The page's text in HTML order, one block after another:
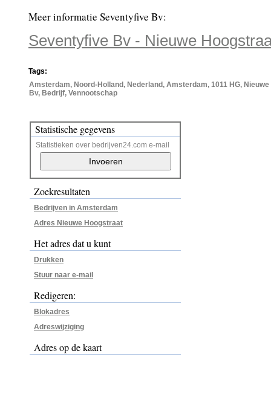
Meer informatie Seventyfive Bv:
Seventyfive Bv - Nieuwe
Tags:
Amsterdam, Noord-Holland, Nederland, Amsterdam, 1011 HG,
Bv, Bedrijf, Vennootschap
Statistische gegevens
Statistieken over bedrijven24.com e-mail
Zoekresultaten
Bedrijven in Amsterdam
Adres Nieuwe Hoogstraat
Het adres dat u kunt
Drukken
Stuur naar e-mail
Redigeren:
Blokadres
Adreswijziging
Adres op de kaart